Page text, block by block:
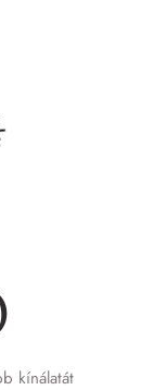
kínálatát